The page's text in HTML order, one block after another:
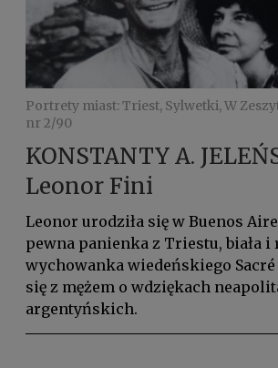
Portrety miast: Triest, Sylwetki, W
nr 2/90
KONSTANTY A.
Leonor Fini
Leonor urodziła się w Buenos
pewna panienka z Triestu, biała i
wychowanka wiedeńskiego Sacré
się z mężem o wdziękach
argentyńskich.